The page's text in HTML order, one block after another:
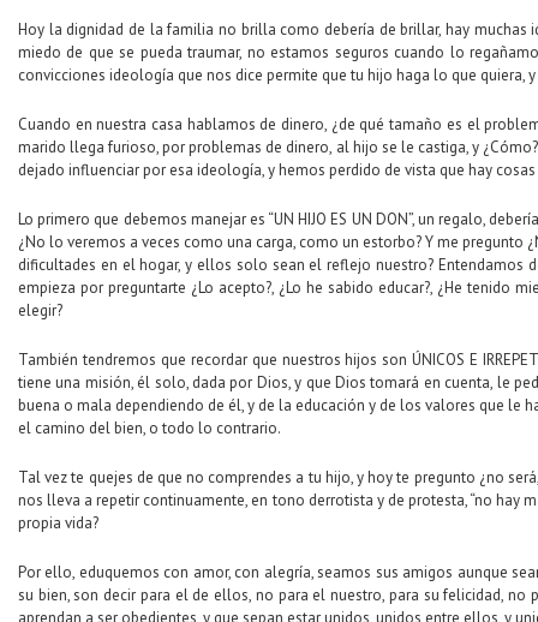
Hoy la dignidad de la familia no brilla como debería de brillar, hay
miedo de que se pueda traumar, no estamos seguros cuando lo
convicciones ideología que nos dice permite que tu hijo haga lo que quiera,
Cuando en nuestra casa hablamos de dinero, ¿de qué tamaño es el
marido llega furioso, por problemas de dinero, al hijo se le castiga, y
dejado influenciar por esa ideología, y hemos perdido de vista que hay
Lo primero que debemos manejar es “UN HIJO ES UN DON”, un regalo,
¿No lo veremos a veces como una carga, como un estorbo? Y me
dificultades en el hogar, y ellos solo sean el reflejo nuestro?
empieza por preguntarte ¿Lo acepto?, ¿Lo he sabido educar?, ¿He tenido
elegir?
También tendremos que recordar que nuestros hijos son ÚNICOS E
tiene una misión, él solo, dada por Dios, y que Dios tomará en cuenta, le
buena o mala dependiendo de él, y de la educación y de los valores que le
el camino del bien, o todo lo contrario.
Tal vez te quejes de que no comprendes a tu hijo, y hoy te pregunto ¿no
nos lleva a repetir continuamente, en tono derrotista y de protesta, “no hay
propia vida?
Por ello, eduquemos con amor, con alegría, seamos sus amigos aunque
su bien, son decir para el de ellos, no para el nuestro, para su felicidad,
aprendan a ser obedientes, y que sepan estar unidos, unidos entre ellos, y